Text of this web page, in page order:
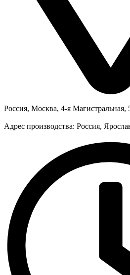
Россия, Москва, 4-я Магистральная,
Адрес производства: Россия,